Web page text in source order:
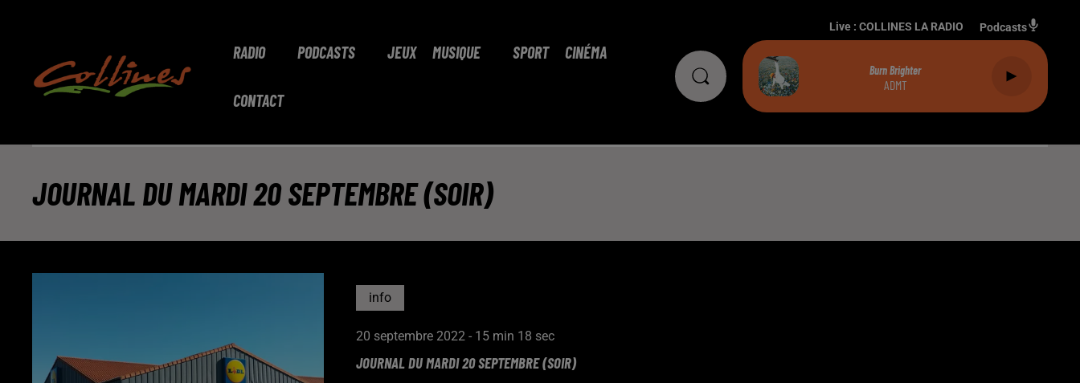
RADIO PODCASTS JEUX MUSIQUE SPORT CINÉMA
CONTACT
Live : COLLINES LA RADIO Podcasts
Burn Brighter
ADMT
JOURNAL DU MARDI 20 SEPTEMBRE (SOIR)
info
20 septembre 2022 - 15 min 18 sec
JOURNAL DU MARDI 20 SEPTEMBRE (SOIR)